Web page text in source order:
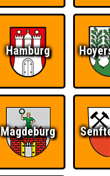
Hamburg
Magdeburg